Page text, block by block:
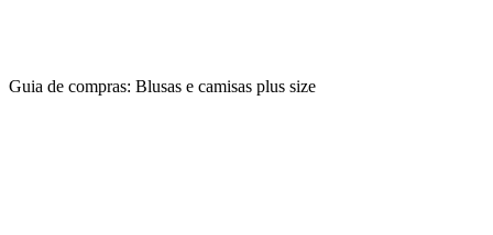
Guia de compras: Blusas e camisas plus size